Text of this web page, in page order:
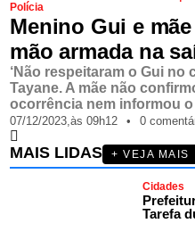
Polícia
Menino Gui e
mão armada na
‘Não respeitaram o Gui no
Tayane. A mãe não
ocorrência nem informou
07/12/2023,às 09h12 • 0
MAIS LIDAS + VEJA MAIS
Cidades
Tarefa